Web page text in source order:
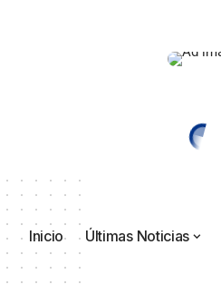
Inicio Últimas Noticias